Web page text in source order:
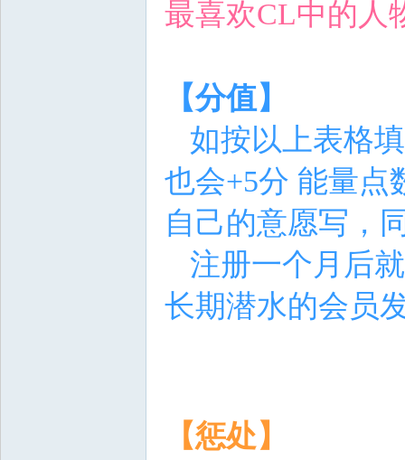
最喜欢CL中的人
【分值】
如按以上表格
也会+5分 能量点
自己的意愿写，
注册一个月后
长期潜水的会员
【惩处】